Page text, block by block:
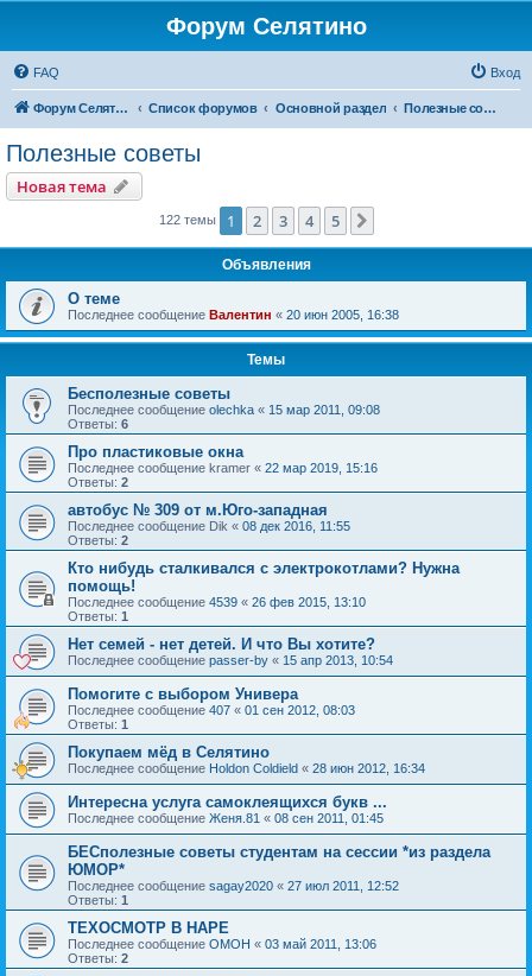
Форум Селятино
FAQ Вход
Форум Селятино Список форумов Основной раздел Полезные советы
Полезные советы
Новая тема
122 темы 1 2 3 4 5
Объявления
О теме
Последнее сообщение Валентин « 20 июн 2005, 16:38
Темы
Бесполезные советы
Последнее сообщение olechka « 15 мар 2011, 09:08
Ответы: 6
Про пластиковые окна
Последнее сообщение kramer « 22 мар 2019, 15:16
Ответы: 2
автобус № 309 от м.Юго-западная
Последнее сообщение Dik « 08 дек 2016, 11:55
Ответы: 2
Кто нибудь сталкивался с электрокотлами? Нужна
помощь!
Последнее сообщение 4539 « 26 фев 2015, 13:10
Ответы: 1
Нет семей - нет детей. И что Вы хотите?
Последнее сообщение passer-by « 15 апр 2013, 10:54
Помогите с выбором Универа
Последнее сообщение 407 « 01 сен 2012, 08:03
Ответы: 1
Покупаем мёд в Селятино
Последнее сообщение Holdon Coldield « 28 июн 2012, 16:34
Интересна услуга самоклеящихся букв ...
Последнее сообщение Женя.81 « 08 сен 2011, 01:45
БЕСполезные советы студентам на сессии *из раздела
ЮМОР*
Последнее сообщение sagay2020 « 27 июл 2011, 12:52
Ответы: 1
ТЕХОСМОТР В НАРЕ
Последнее сообщение OMOH « 03 май 2011, 13:06
Ответы: 2